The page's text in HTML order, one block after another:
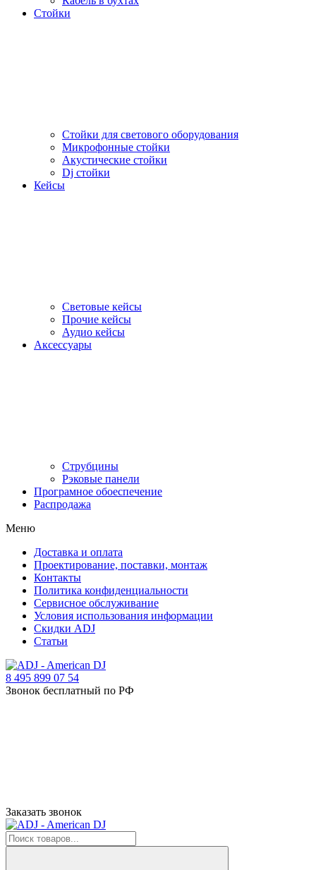
Стойки
Стойки для светового оборудования
Микрофонные стойки
Акустические стойки
Dj стойки
Кейсы
Световые кейсы
Прочие кейсы
Аудио кейсы
Аксессуары
Струбцины
Рэковые панели
Програмное обоеспечение
Распродажа
Меню
Доставка и оплата
Проектирование, поставки, монтаж
Контакты
Политика конфиденциальности
Сервисное обслуживание
Условия использования информации
Скидки ADJ
Статьи
8 495 899 07 54
Звонок бесплатный по РФ
Заказать звонок